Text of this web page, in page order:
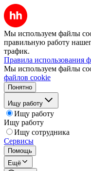
Мы используем файлы
правильную работу
трафик.
Правила использования
Мы используем файлы
файлов cookie
Понятно
Ищу работу
Ищу работу
Ищу работу
Ищу сотрудника
Сервисы
Помощь
Ещё